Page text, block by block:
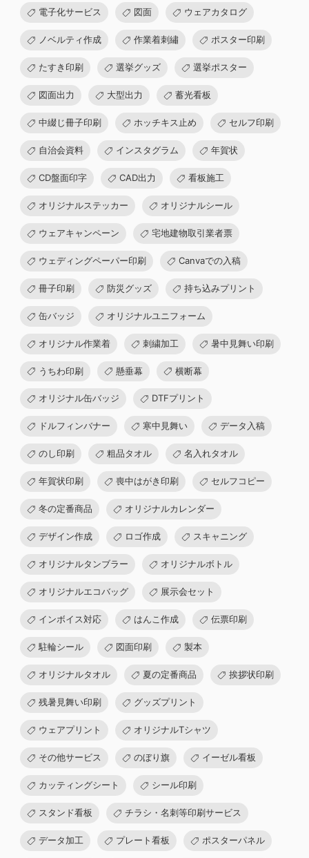
電子化サービス 図面 ウェアカタログ
ノベルティ作成 作業着刺繡 ポスター印刷
たすき印刷 選挙グッズ 選挙ポスター
図面出力 大型出力 蓄光看板
中綴じ冊子印刷 ホッチキス止め セルフ印刷
自治会資料 インスタグラム 年賀状
CD盤面印字 CAD出力 看板施工
オリジナルステッカー オリジナルシール
ウェアキャンペーン 宅地建物取引業者票
ウェディングペーパー印刷 Canvaでの入稿
冊子印刷 防災グッズ 持ち込みプリント
缶バッジ オリジナルユニフォーム
オリジナル作業着 刺繍加工 暑中見舞い印刷
うちわ印刷 懸垂幕 横断幕
オリジナル缶バッジ DTFプリント
ドルフィンバナー 寒中見舞い データ入稿
のし印刷 粗品タオル 名入れタオル
年賀状印刷 喪中はがき印刷 セルフコピー
冬の定番商品 オリジナルカレンダー
デザイン作成 ロゴ作成 スキャニング
オリジナルタンブラー オリジナルボトル
オリジナルエコバッグ 展示会セット
インボイス対応 はんこ作成 伝票印刷
駐輪シール 図面印刷 製本
オリジナルタオル 夏の定番商品 挨拶状印刷
残暑見舞い印刷 グッズプリント
ウェアプリント オリジナルTシャツ
その他サービス のぼり旗 イーゼル看板
カッティングシート シール印刷
スタンド看板 チラシ・名刺等印刷サービス
データ加工 プレート看板 ポスターパネル